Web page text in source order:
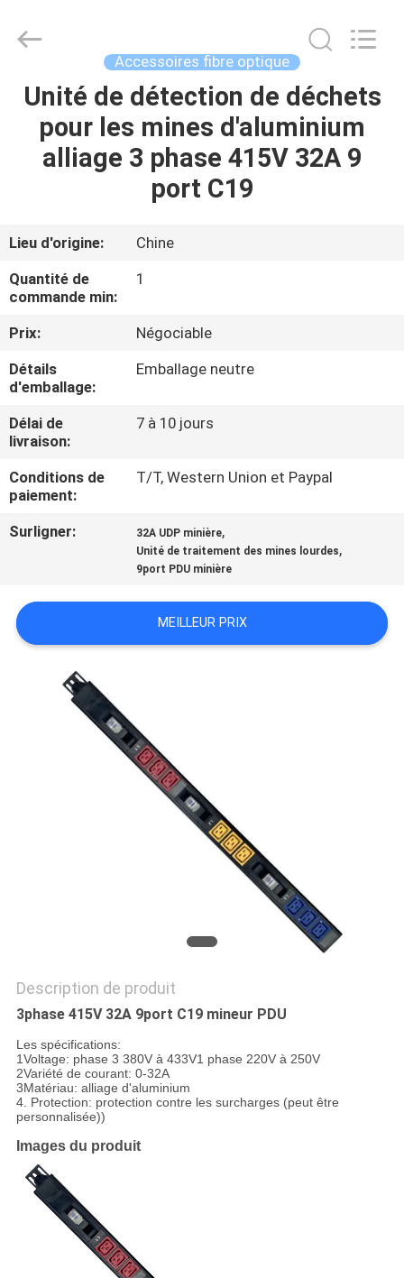
MAISON
PRODUITS
SUJET
DE
NOUS
VISITE
D'USINE
CONTRÔLE
DE
QUALITÉ
CONTACTEZ-
NOUS
NOUVELLES
DEMANDEZ
POLICY
Electronics&Communication
Rights
Accessoires fibre optique
Unité de détection de déchets
pour les mines d'aluminium
alliage 3 phase 415V 32A 9
port C19
Lieu d'origine:
Chine
Quantité de
commande min:
1
Prix:
Négociable
Détails
d'emballage:
Emballage neutre
Délai de
livraison:
7 à 10 jours
Conditions de
paiement:
T/T, Western Union et Paypal
Surligner: 32A UDP minière,
Unité de traitement des mines lourdes,
9port PDU minière
MEILLEUR PRIX
Description de produit
3phase 415V 32A 9port C19 mineur PDU
Les spécifications:
1Voltage: phase 3 380V à 433V1 phase 220V à 250V
2Variété de courant: 0-32A
3Matériau: alliage d'aluminium
4. Protection: protection contre les surcharges (peut être
personnalisée))
Images du produit